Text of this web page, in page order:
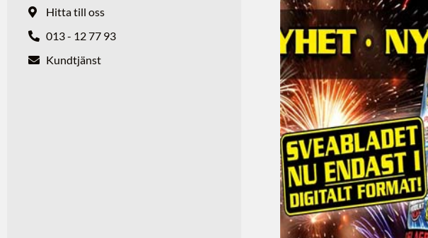
Hitta till oss
013 - 12 77 93
Kundtjänst